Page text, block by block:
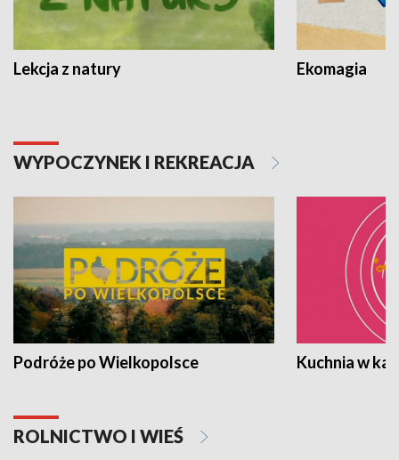
Lekcja z natury Ekomagia
WYPOCZYNEK I REKREACJA
Podróże po Wielkopolsce Kuchnia w
ROLNICTWO I WIEŚ